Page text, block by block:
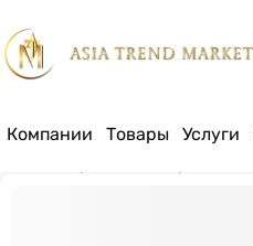
Компании Товары Услуги